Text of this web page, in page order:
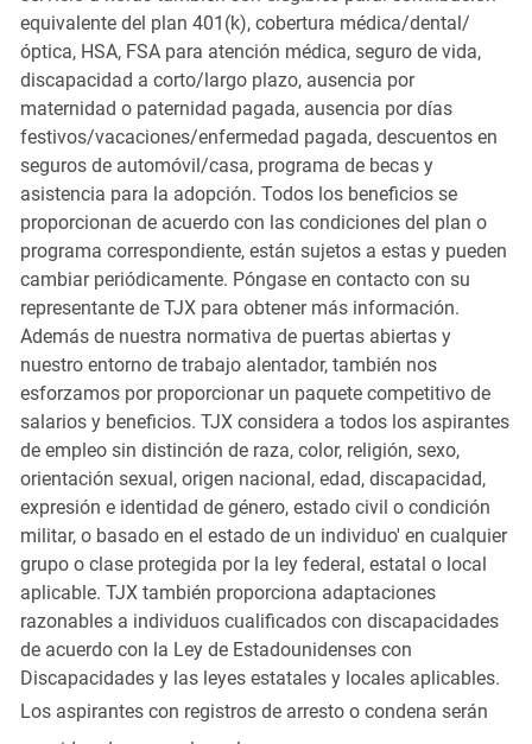
equivalente del plan 401(k), cobertura médica/dental/
óptica, HSA, FSA para atención médica, seguro de vida,
discapacidad a corto/largo plazo, ausencia por
maternidad o paternidad pagada, ausencia por días
festivos/vacaciones/enfermedad pagada, descuentos en
seguros de automóvil/casa, programa de becas y
asistencia para la adopción. Todos los beneficios se
proporcionan de acuerdo con las condiciones del plan o
programa correspondiente, están sujetos a estas y pueden
cambiar periódicamente. Póngase en contacto con su
representante de TJX para obtener más información.
Además de nuestra normativa de puertas abiertas y
nuestro entorno de trabajo alentador, también nos
esforzamos por proporcionar un paquete competitivo de
salarios y beneficios. TJX considera a todos los aspirantes
de empleo sin distinción de raza, color, religión, sexo,
orientación sexual, origen nacional, edad, discapacidad,
expresión e identidad de género, estado civil o condición
militar, o basado en el estado de un individuo' en cualquier
grupo o clase protegida por la ley federal, estatal o local
aplicable. TJX también proporciona adaptaciones
razonables a individuos cualificados con discapacidades
de acuerdo con la Ley de Estadounidenses con
Discapacidades y las leyes estatales y locales aplicables.
Los aspirantes con registros de arresto o condena serán